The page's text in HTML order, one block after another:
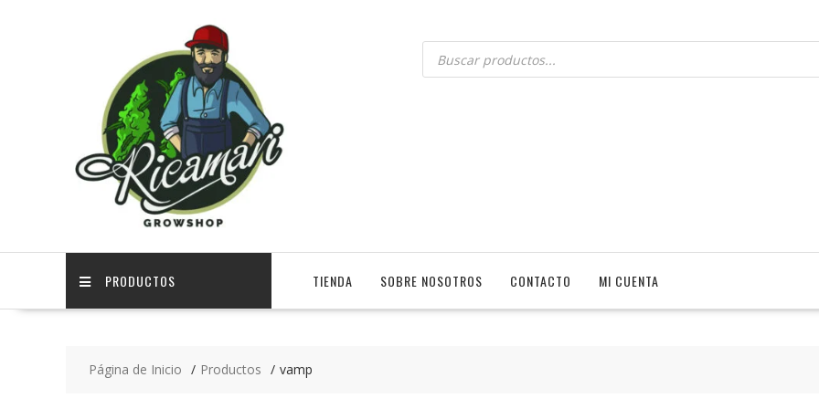
PRODUCTOS TIENDA SOBRE NOSOTROS CONTACTO MI CUENTA
Página de Inicio Productos vamp